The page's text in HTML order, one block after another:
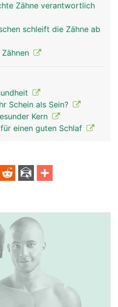
Zähne verantwortlich
schleift die Zähne ab
Schein als Sein?
Kern
einen guten Schlaf